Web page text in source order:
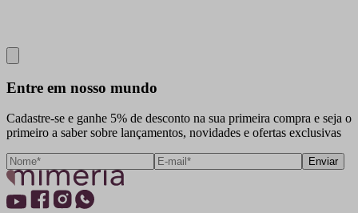
Entre em nosso mundo
Cadastre-se e ganhe 5% de desconto na sua primeira compra e seja o
primeiro a saber sobre lançamentos, novidades e ofertas exclusivas
Enviar